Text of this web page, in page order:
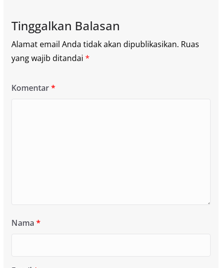
Tinggalkan Balasan
Alamat email Anda tidak akan dipublikasikan. Ruas
yang wajib ditandai *
Komentar*
Nama *